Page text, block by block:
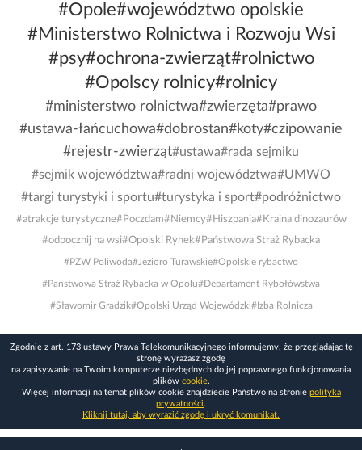
#Opole#województwo opolskie
#Ministerstwo Rolnictwa i Rozwoju Wsi
#psy#ochrona-zwierząt#rolnictwo
#Opolscy rolnicy#rolnicy
#ministerstwo rolnictwa#zwierzęta#prawo
#ustawa-łańcuchowa#dobrostan#koty#czipowanie
#rejestr-zwierząt#ustawa#rada sejmiku
#sejmik województwa#radni województwa#UMWO
#targi turystyki i sportu#turystyka i sport#podróżnictwo
#atrakcje turystyczne#Poczdam#Niemcy#Hiszpania#Kraina dinozaurów
#odpocznij na wsi#Opolski Rynek#Państwowa Straż Rybacka
#PZW Poliwoda#Jezioro Turawskie#Opolskie rybactwo
#Państwowa Straż Rybacka w Opolu#Departament Rybołówstwa
#Sławomir Gradzik#Opolski Urząd Wojewódzki#Izba Rolnicza
Zgodnie z art. 173 ustawy Prawa Telekomunikacyjnego informujemy, że przeglądając tę
stronę wyrażasz zgodę
na zapisywanie na Twoim komputerze niezbędnych do jej poprawnego funkcjonowania
plików cookie.
Więcej informacji na temat plików cookie znajdziecie Państwo na stronie polityka
prywatności.
Kliknij tutaj, aby wyrazić zgodę i ukryć komunikat.